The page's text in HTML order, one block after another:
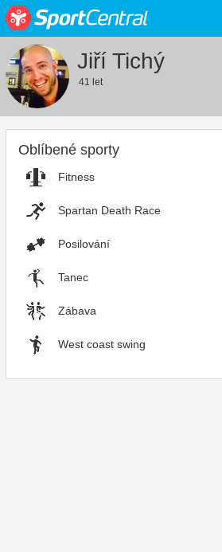
Jiří Tichý
41 let
Oblíbené sporty
Fitness
Spartan Death Race
Posilování
Tanec
Zábava
West coast swing